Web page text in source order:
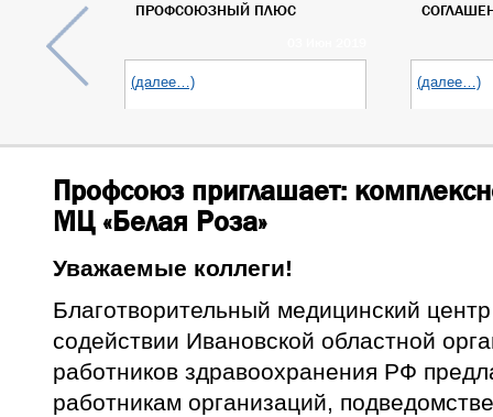
ПРОФСОЮЗНЫЙ ПЛЮС
(далее…) (далее…)
Профсоюз приглашает:
МЦ «Белая Роза»
Уважаемые коллеги!
Благотворительный медицинский
содействии Ивановской областной
работников здравоохранения РФ
работникам организаций,